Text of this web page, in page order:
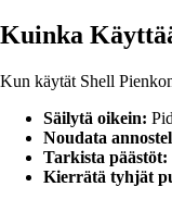
Kuinka
Kun käytät Shell
Säilytä oikein:
Noudata
Tarkista päästöt:
Kierrätä tyhjät